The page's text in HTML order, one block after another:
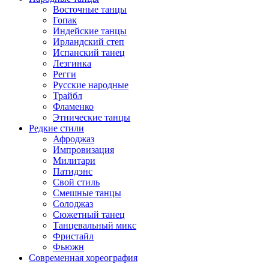
Восточные танцы
Гопак
Индейские танцы
Ирландский степ
Испанский танец
Лезгинка
Регги
Русские народные
Трайбл
Фламенко
Этнические танцы
Редкие стили
Афроджаз
Импровизация
Милитари
Патидэнс
Свой стиль
Смешные танцы
Солоджаз
Сюжетный танец
Танцевальный микс
Фристайл
Фьюжн
Современная хореография